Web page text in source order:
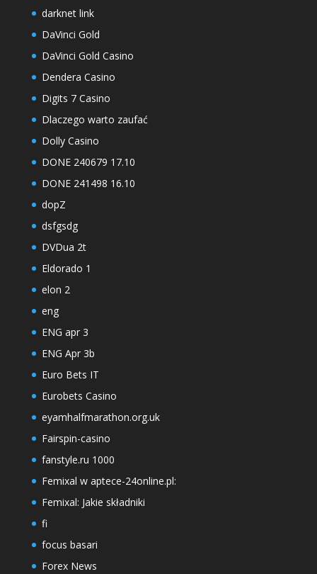
darknet link
DaVinci Gold
DaVinci Gold Casino
Dendera Casino
Digits 7 Casino
Dlaczego warto zaufać
Dolly Casino
DONE 240679 17.10
DONE 241498 16.10
dopZ
dsfgsdg
DVDua 2t
Eldorado 1
elon 2
eng
ENG apr 3
ENG Apr 3b
Euro Bets IT
Eurobets Casino
eyamhalfmarathon.org.uk
Fairspin-casino
fanstyle.ru 1000
Femixal w aptece-24online.pl:
Femixal: Jakie składniki
fi
focus basari
Forex News